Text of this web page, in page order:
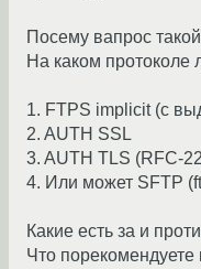
Посему вапрос
На каком протоколе
1. FTPS implicit (с
2. AUTH SSL
3. AUTH TLS (RFC-
4. Или может SFTP
Какие есть за и
Что порекомендуете